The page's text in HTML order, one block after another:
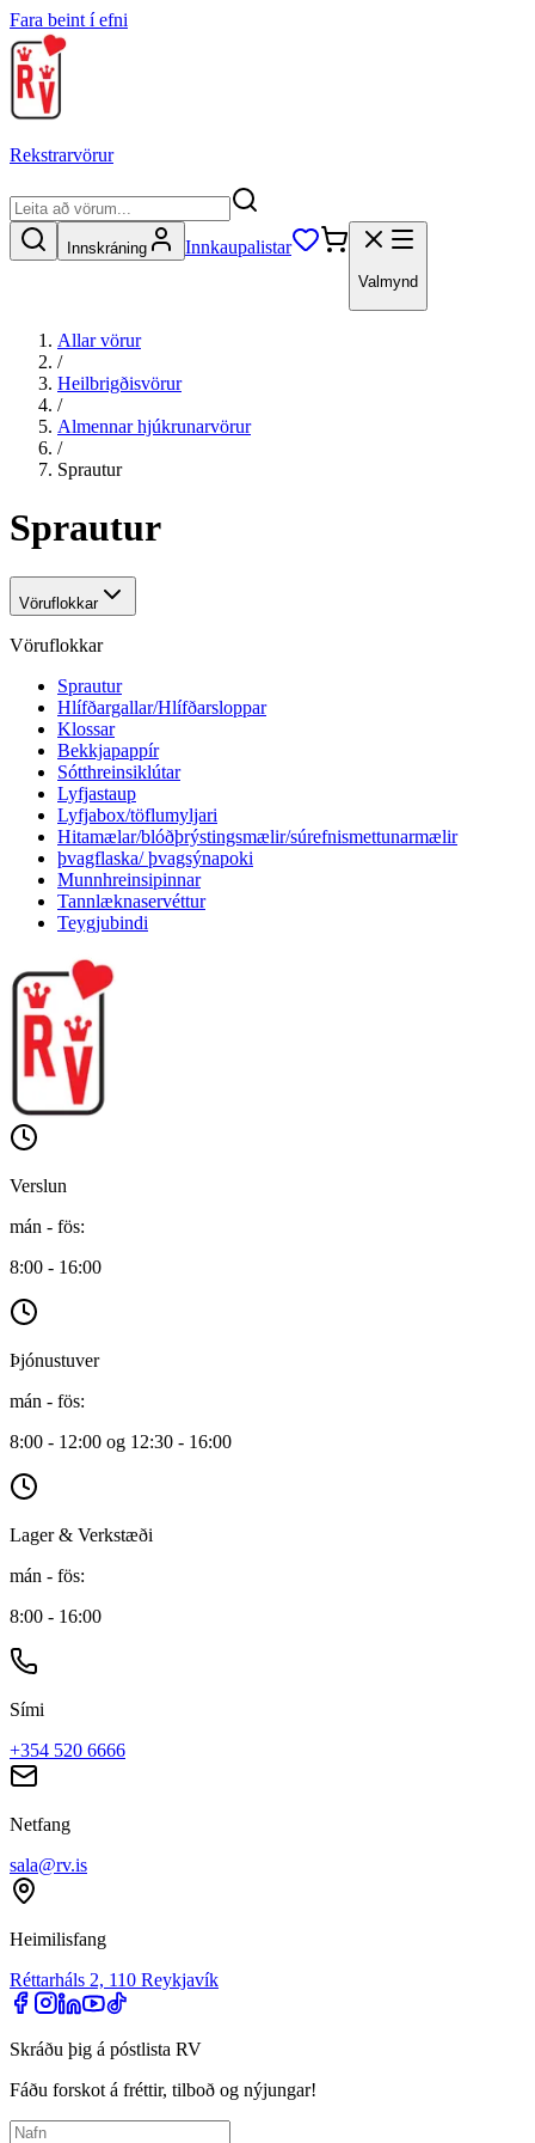
Fara beint í efni
Rekstrarvörur
Innskráning Innkaupalistar
Valmynd
Allar vörur
/
Heilbrigðisvörur
/
Almennar hjúkrunarvörur
/
Sprautur
Sprautur
Vöruflokkar
Vöruflokkar
Sprautur
Hlífðargallar/Hlífðarsloppar
Klossar
Bekkjapappír
Sótthreinsiklútar
Lyfjastaup
Lyfjabox/töflumyljari
Hitamælar/blóðþrýstingsmælir/súrefnismettunarmælir
þvagflaska/ þvagsýnapoki
Munnhreinsipinnar
Tannlæknaservéttur
Teygjubindi
Verslun
mán - fös:
8:00 - 16:00
Þjónustuver
mán - fös:
8:00 - 12:00 og 12:30 - 16:00
Lager & Verkstæði
mán - fös:
8:00 - 16:00
Sími
+354 520 6666
Netfang
sala@rv.is
Heimilisfang
Réttarháls 2, 110 Reykjavík
Skráðu þig á póstlista RV
Fáðu forskot á fréttir, tilboð og nýjungar!